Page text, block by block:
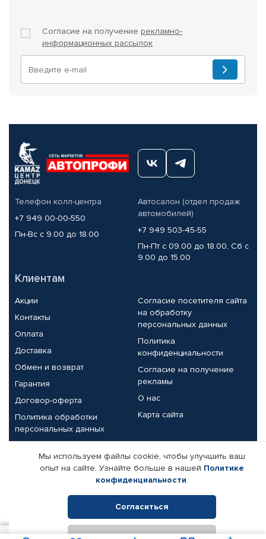
Согласие на получение рекламно-
информационных рассылок
Телефон колл-центра
+7 949 00-00-550
Пн-Вс с 9.00 до 18.00
Автосалон (отдел продаж
автомобилей)
+7 949 503-45-55
Пн-Пт с 09.00 до 18.00, Сб с
9.00 до 15.00
Клиентам
Акции
Контакты
Оплата
Доставка
Обмен и возврат
Гарантия
Договор-оферта
Политика обработки
персональных данных
Согласие посетителя сайта
на обработку
персональных данных
Политика
конфиденциальности
Согласие на получение
рекламы
О нас
Карта сайта
Партнерам
Корпоративным клиентам
Поставщикам
Реквизиты компании
Мы используем файлы cookie, чтобы улучшить ваш
опыт на сайте. Узнайте больше в нашей Политике
конфиденциальности.
Согласиться
Отклонить